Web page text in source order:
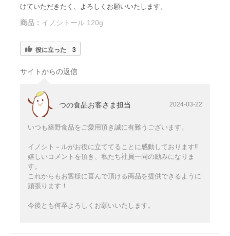
けていただきたく、よろしくお願いいたします。
商品： イノシトール 120g
役に立った 3
サイトからの返信
つの食品お客さま担当 2024-03-22
いつも築野食品をご愛用頂き誠に有難うございます。
イノシト－ルがお役に立ててることに感動しております‼
嬉しいコメントを頂き、私たち社員一同の励みになりま
す。
これからもお客様に喜んで頂ける商品を提供できるように
頑張ります！
今後とも何卒よろしくお願いいたします。